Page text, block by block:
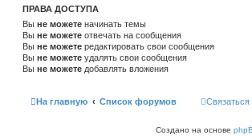
ПРАВА ДОСТУПА
Вы не можете начинать темы
Вы не можете отвечать на сообщения
Вы не можете редактировать свои сообщения
Вы не можете удалять свои сообщения
Вы не можете добавлять вложения
На главную Список форумов
Создано на основе